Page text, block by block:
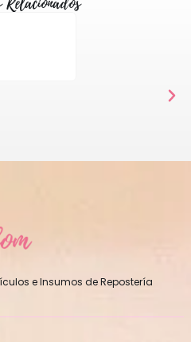
e Insumos de Repostería